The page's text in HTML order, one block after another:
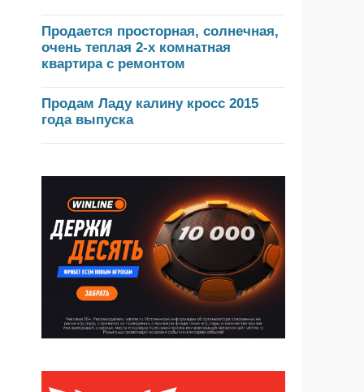
Продается просторная, солнечная,
очень теплая 2-х комнатная
квартира с ремонтом
Продам Ладу калину кросс 2015
года выпуска